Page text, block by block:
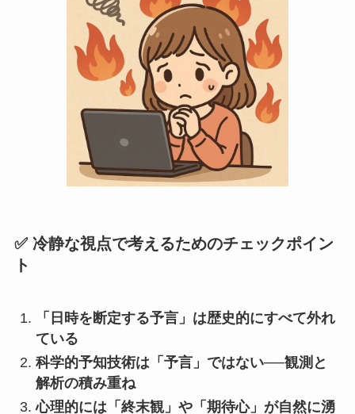
✅ 冷静な視点で考えるためのチェックポイン
ト
「日時を断定する予言」は歴史的にすべて外れ
ている
科学的予知技術は「予言」ではない──観測と
解析の積み重ね
心理的には「終末観」や「期待心」が自然に湧